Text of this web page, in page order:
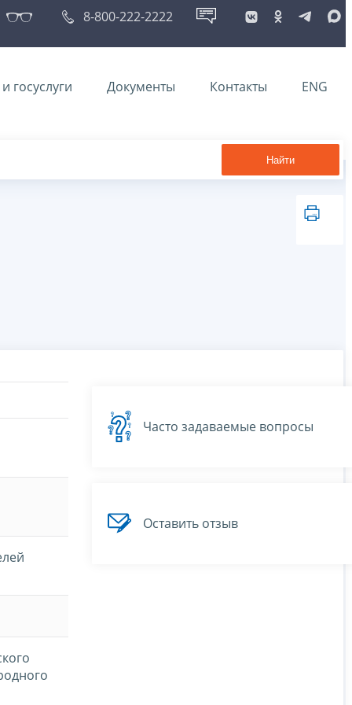
8-800-222-2222
госуслуги Документы Контакты ENG
Найти
Часто задаваемые вопросы
Оставить отзыв